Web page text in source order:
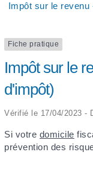
Impôt sur le
Fiche pratique
Impôt sur le
d'impôt)
Vérifié le 17/04/2023 -
Si votre domicile
prévention des